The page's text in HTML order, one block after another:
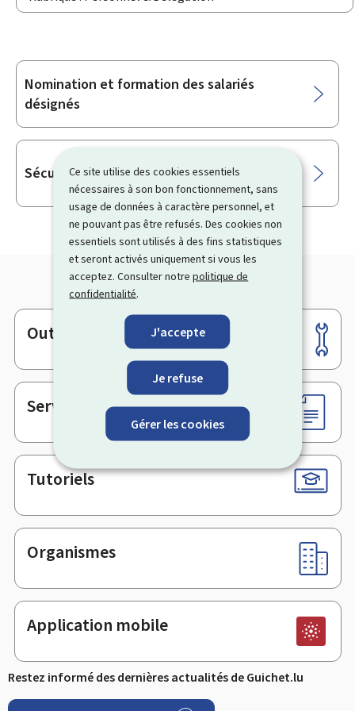
Ce site utilise des cookies essentiels
nécessaires à son bon fonctionnement, sans
usage de données à caractère personnel, et
ne pouvant pas être refusés. Des cookies non
essentiels sont utilisés à des fins statistiques
et seront activés uniquement si vous les
acceptez. Consulter notrepolitique de
confidentialité.
J'accepte
Je refuse
Gérer les cookies
Sous-
rubriques
Nomination et formation des salariés
désignés
Sécurité et santé des salariés
Pied
de
page
Outils
Services en ligne & Formulaires
Tutoriels
Organismes
Application mobile
Restez informé des dernières actualités de Guichet.lu